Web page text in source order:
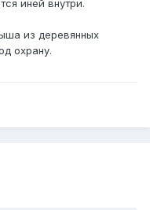
иней внутри.
из деревянных
охрану.